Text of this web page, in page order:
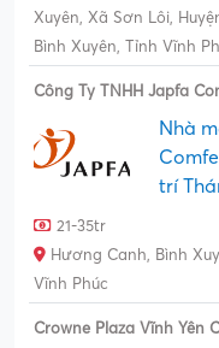
Xuyên, Xã Sơn Lôi,
Bình Xuyên, Tỉnh Vĩnh
Công Ty TNHH Japfa
Nhà
trí
21-35tr
Hương Canh, Bình
Vĩnh Phúc
Crowne Plaza Vĩnh Yên